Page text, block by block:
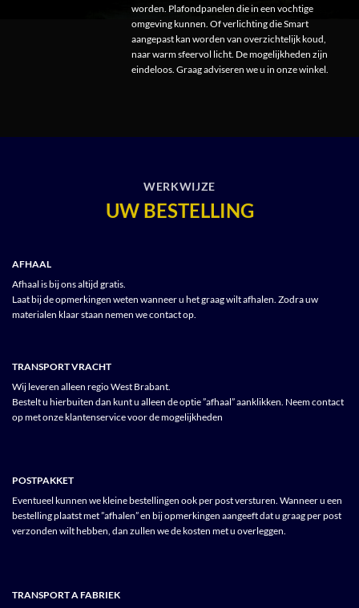
worden. Plafondpanelen die in een vochtige
omgeving kunnen. Of verlichting die Smart
aangepast kan worden van overzichtelijk koud,
naar warm sfeervol licht. De mogelijkheden zijn
eindeloos. Graag adviseren we u in onze winkel.
WERKWIJZE
UW BESTELLING
AFHAAL
Afhaal is bij ons altijd gratis.
Laat bij de opmerkingen weten wanneer u het graag wilt afhalen. Zodra uw
materialen klaar staan nemen we contact op.
TRANSPORT VRACHT
Wij leveren alleen regio West Brabant.
Bestelt u hierbuiten dan kunt u alleen de optie ”afhaal” aanklikken. Neem contact
op met onze klantenservice voor de mogelijkheden
POSTPAKKET
Eventueel kunnen we kleine bestellingen ook per post versturen. Wanneer u een
bestelling plaatst met ”afhalen” en bij opmerkingen aangeeft dat u graag per post
verzonden wilt hebben, dan zullen we de kosten met u overleggen.
TRANSPORT A FABRIEK